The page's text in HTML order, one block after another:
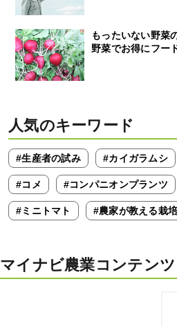
もったいない野菜
野菜でお得にフー
人気のキーワード
#生産者の試み #カイガラムシ
#コメ #コンパニオンプランツ
#ミニトマト #農家が教える栽
マイナビ農業コンテンツ